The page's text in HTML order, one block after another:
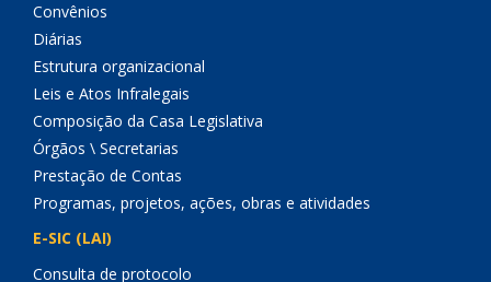
Convênios
Diárias
Estrutura organizacional
Leis e Atos Infralegais
Composição da Casa Legislativa
Órgãos \ Secretarias
Prestação de Contas
Programas, projetos, ações, obras e atividades
E-SIC (LAI)
Consulta de protocolo